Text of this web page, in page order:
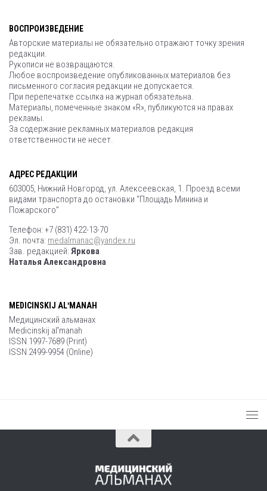
ВОСПРОИЗВЕДЕНИЕ
Авторские материалы не обязательно отражают точку зрения
редакции.
Рукописи не возвращаются.
Любое воспроизведение опубликованных материалов без
письменного согласия редакции не допускается.
При перепечатке ссылка на журнал обязательна.
Материалы, помеченные знаком «R», публикуются на правах
рекламы.
За содержание рекламных материалов редакция
ответственности не несет.
АДРЕС РЕДАКЦИИ
603005, Нижний Новгород, ул. Алексеевская, 1. Проезд всеми
видами транспорта до остановки “Площадь Минина и
Пожарского”
Телефон: +7 (831) 422-13-70
Эл. почта: medalmanac@yandex.ru
Зав. редакцией: Яркова
Наталья Александровна
MEDICINSKIJ ALʹMANAH
Медицинский альманах
Medicinskij alʹmanah
ISSN 1997-7689 (Print)
ISSN 2499-9954 (Online)